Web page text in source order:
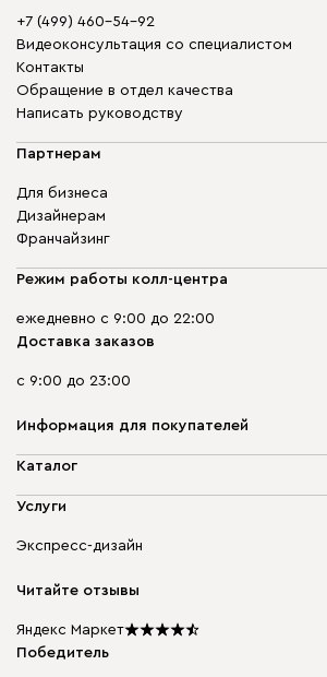
+7 (499) 460-54-92
Видеоконсультация со специалистом
Контакты
Обращение в отдел качества
Написать руководству
Партнерам
Для бизнеса
Дизайнерам
Франчайзинг
Режим работы колл-центра
ежедневно с 9:00 до 22:00
Доставка заказов
с 9:00 до 23:00
Информация для покупателей
О компании
Доставка и оплата
диван.клуб
Подарочные сертификаты
Мы в прессе
Каталог
Мягкая мебель
Бескаркасная мебель
Столы и стулья
Услуги
Экспресс-дизайн
Читайте отзывы
Яндекс Маркет
Победитель